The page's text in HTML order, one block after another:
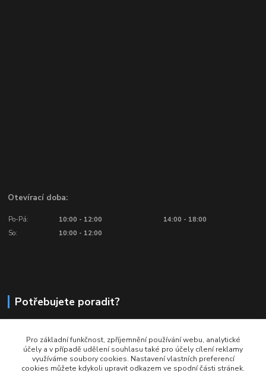
Otevírací doba:
Po-Pá: 10:00 - 12:00
14:00 - 18:00
So:
10:00 - 12:00
Potřebujete poradit?
Volejte: Po - Pá (10:00 - 18:00)
info@ragbyobchod.cz
Pro základní funkčnost, zpříjemnění používání webu, analytické
účely a v případě udělení souhlasu také pro účely cílení reklamy
využíváme soubory cookies. Nastavení vlastních preferencí
cookies můžete kdykoli upravit odkazem ve spodní části stránek.